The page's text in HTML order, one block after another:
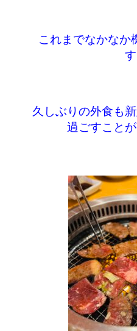
これまでなかなか
す
久しぶりの外食も
過ごすことが